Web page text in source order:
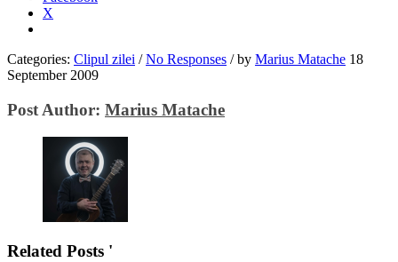
X
Categories: Clipul zilei / No Responses /by Marius Matache 18
September 2009
Post Author: Marius Matache
Related Posts '